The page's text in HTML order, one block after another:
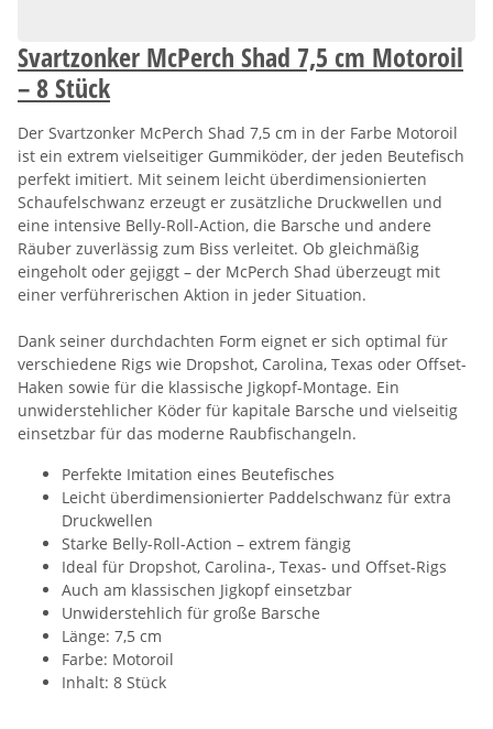
Svartzonker McPerch Shad 7,5 cm Motoroil
– 8 Stück
Der Svartzonker McPerch Shad 7,5 cm in der Farbe Motoroil
ist ein extrem vielseitiger Gummiköder, der jeden Beutefisch
perfekt imitiert. Mit seinem leicht überdimensionierten
Schaufelschwanz erzeugt er zusätzliche Druckwellen und
eine intensive Belly-Roll-Action, die Barsche und andere
Räuber zuverlässig zum Biss verleitet. Ob gleichmäßig
eingeholt oder gejiggt – der McPerch Shad überzeugt mit
einer verführerischen Aktion in jeder Situation.
Dank seiner durchdachten Form eignet er sich optimal für
verschiedene Rigs wie Dropshot, Carolina, Texas oder Offset-
Haken sowie für die klassische Jigkopf-Montage. Ein
unwiderstehlicher Köder für kapitale Barsche und vielseitig
einsetzbar für das moderne Raubfischangeln.
Perfekte Imitation eines Beutefisches
Leicht überdimensionierter Paddelschwanz für extra
Druckwellen
Starke Belly-Roll-Action – extrem fängig
Ideal für Dropshot, Carolina-, Texas- und Offset-Rigs
Auch am klassischen Jigkopf einsetzbar
Unwiderstehlich für große Barsche
Länge: 7,5 cm
Farbe: Motoroil
Inhalt: 8 Stück